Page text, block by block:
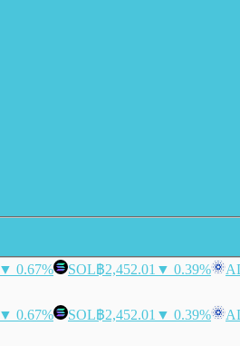
▼ 0.67% SOL฿2,452.01 ▼ 0.39%
▼ 0.67% SOL฿2,452.01 ▼ 0.39%